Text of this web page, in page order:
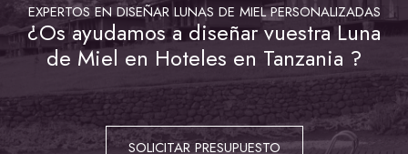
EXPERTOS EN DISEÑAR LUNAS DE MIEL PERSONALIZADAS
¿Os ayudamos a diseñar vuestra Luna
de Miel en Hoteles en Tanzania ?
SOLICITAR PRESUPUESTO